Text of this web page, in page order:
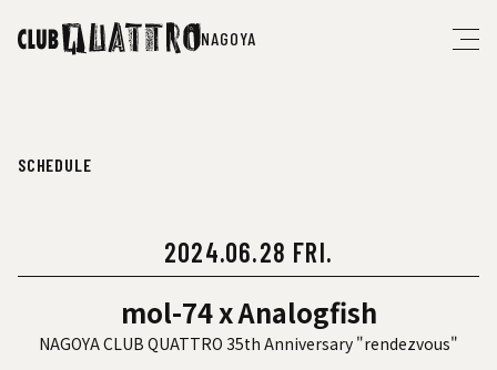
NAGOYA
SCHEDULE
2024.06.28 FRI.
mol-74 x Analogfish
NAGOYA CLUB QUATTRO 35th Anniversary "rendezvous"